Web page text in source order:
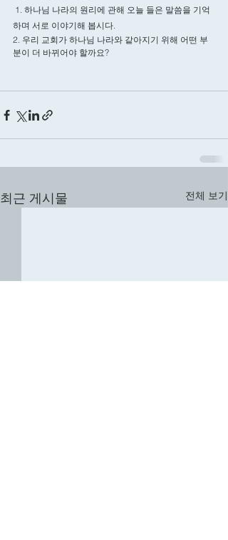
하며 서로 이야기해 봅시다.
2. 우리 교회가 하나님 나라와 같아지기 위해 어떤 부
분이 더 바뀌어야 할까요?
최근 게시물 전체 보기